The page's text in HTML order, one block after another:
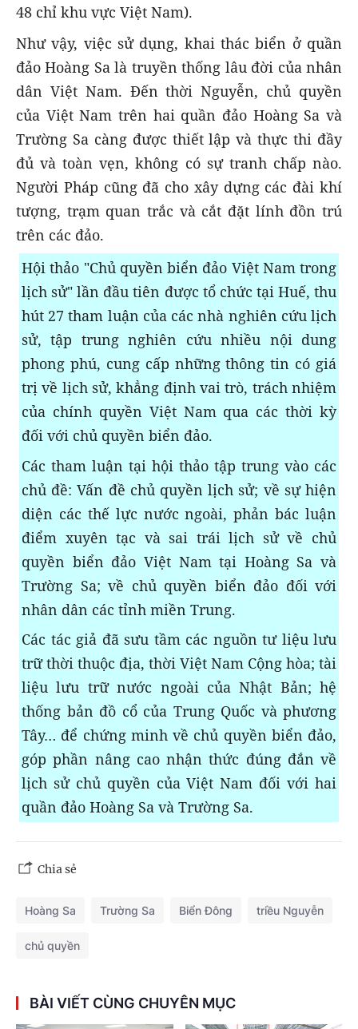
48 chỉ khu vực Việt Nam).
Như vậy, việc sử dụng, khai thác biển ở quần
đảo Hoàng Sa là truyền thống lâu đời của nhân
dân Việt Nam. Đến thời Nguyễn, chủ quyền
của Việt Nam trên hai quần đảo Hoàng Sa và
Trường Sa càng được thiết lập và thực thi đầy
đủ và toàn vẹn, không có sự tranh chấp nào.
Người Pháp cũng đã cho xây dựng các đài khí
tượng, trạm quan trắc và cắt đặt lính đồn trú
trên các đảo.
Hội thảo "Chủ quyền biển đảo Việt Nam trong
lịch sử" lần đầu tiên được tổ chức tại Huế, thu
hút 27 tham luận của các nhà nghiên cứu lịch
sử, tập trung nghiên cứu nhiều nội dung
phong phú, cung cấp những thông tin có giá
trị về lịch sử, khẳng định vai trò, trách nhiệm
của chính quyền Việt Nam qua các thời kỳ
đối với chủ quyền biển đảo.
Các tham luận tại hội thảo tập trung vào các
chủ đề: Vấn đề chủ quyền lịch sử; về sự hiện
diện các thế lực nước ngoài, phản bác luận
điểm xuyên tạc và sai trái lịch sử về chủ
quyền biển đảo Việt Nam tại Hoàng Sa và
Trường Sa; về chủ quyền biển đảo đối với
nhân dân các tỉnh miền Trung.
Các tác giả đã sưu tầm các nguồn tư liệu lưu
trữ thời thuộc địa, thời Việt Nam Cộng hòa; tài
liệu lưu trữ nước ngoài của Nhật Bản; hệ
thống bản đồ cổ của Trung Quốc và phương
Tây… để chứng minh về chủ quyền biển đảo,
góp phần nâng cao nhận thức đúng đắn về
lịch sử chủ quyền của Việt Nam đối với hai
quần đảo Hoàng Sa và Trường Sa.
Chia sẻ
Hoàng Sa Trường Sa Biển Đông triều Nguyễn
chủ quyền
BÀI VIẾT CÙNG CHUYÊN MỤC